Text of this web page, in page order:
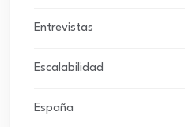
Entrevistas
Escalabilidad
España